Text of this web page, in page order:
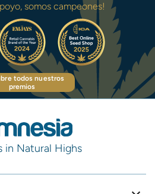
somos campeones!
todos nuestros
premios
in Natural Highs